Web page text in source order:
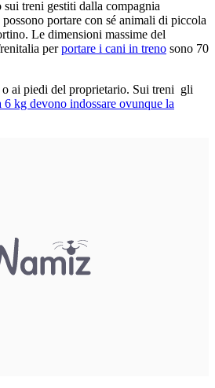
treni gestiti dalla compagnia
portare con sé animali di piccola
Le dimensioni massime del
perportare i cani in treno sono 70
o ai piedi del proprietario. Sui treni gli
kg devono indossare ovunque la